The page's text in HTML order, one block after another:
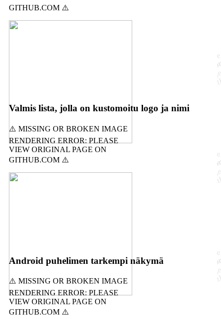
Valmis lista, jolla on kustomoitu logo ja nimi
Android puhelimen tarkempi näkymä